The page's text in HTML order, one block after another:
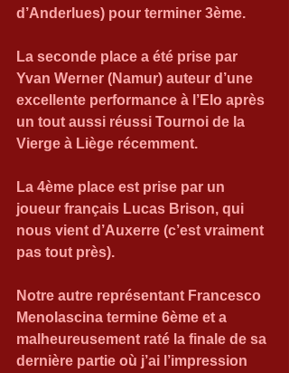
d’Anderlues) pour terminer 3ème.
La seconde place a été prise par
Yvan Werner (Namur) auteur d’une
excellente performance à l’Elo après
un tout aussi réussi Tournoi de la
Vierge à Liège récemment.
La 4ème place est prise par un
joueur français Lucas Brison, qui
nous vient d’Auxerre (c’est vraiment
pas tout près).
Notre autre représentant Francesco
Menolascina termine 6ème et a
malheureusement raté la finale de sa
dernière partie où j’ai l’impression